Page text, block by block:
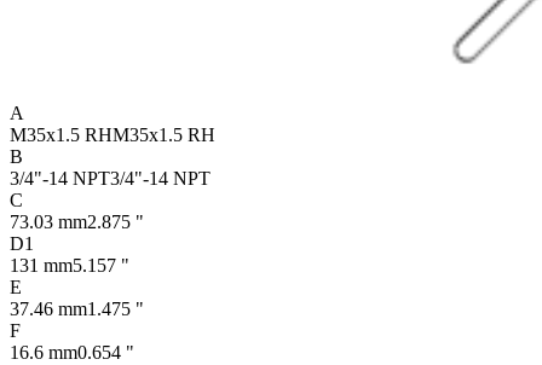
A
M35x1.5 RHM35x1.5 RH
B
3/4"-14 NPT3/4"-14 NPT
C
73.03 mm2.875 "
D1
131 mm5.157 "
E
37.46 mm1.475 "
F
16.6 mm0.654 "